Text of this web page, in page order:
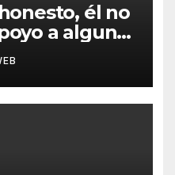
él no
a alguna
una